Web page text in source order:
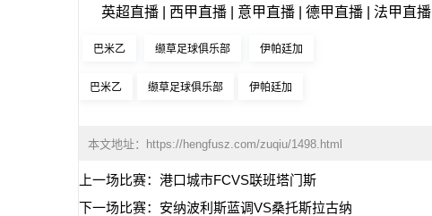
英超直播 西甲直播 意甲直播 德甲直播 法甲直播
巴米乙 缬草足球俱乐部 伊帕廷加
巴米乙 缬草足球俱乐部 伊帕廷加
本文地址： https://hengfusz.com/zuqiu/1498.html
上一场比赛： 港口城市FCVS联班塔门斯
下一场比赛： 安纳波利斯蓝调VS桑托斯拉古纳